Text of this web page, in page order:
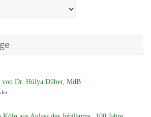
von Dr. Hülya Düber, MdB